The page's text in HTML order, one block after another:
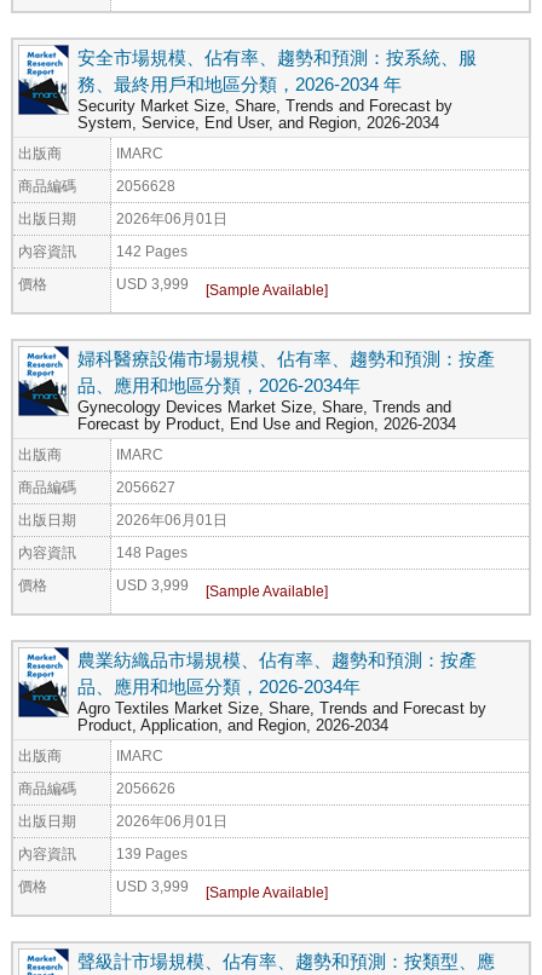
安全市場規模、佔有率、趨勢和預測：按系統、服
務、最終用戶和地區分類，2026-2034 年
Security Market Size, Share, Trends and Forecast by
System, Service, End User, and Region, 2026-2034
出版商 IMARC
商品編碼 2056628
出版日期 2026年06月01日
內容資訊 142 Pages
價格 USD 3,999
婦科醫療設備市場規模、佔有率、趨勢和預測：按產
品、應用和地區分類，2026-2034年
Gynecology Devices Market Size, Share, Trends and
Forecast by Product, End Use and Region, 2026-2034
出版商 IMARC
商品編碼 2056627
出版日期 2026年06月01日
內容資訊 148 Pages
價格 USD 3,999
農業紡織品市場規模、佔有率、趨勢和預測：按產
品、應用和地區分類，2026-2034年
Agro Textiles Market Size, Share, Trends and Forecast by
Product, Application, and Region, 2026-2034
出版商 IMARC
商品編碼 2056626
出版日期 2026年06月01日
內容資訊 139 Pages
價格 USD 3,999
聲級計市場規模、佔有率、趨勢和預測：按類型、應